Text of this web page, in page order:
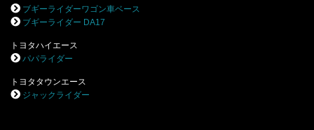
ブギーライダーワゴン車ベース
ブギーライダー DA17
トヨタハイエース
パパライダー
トヨタタウンエース
ジャックライダー